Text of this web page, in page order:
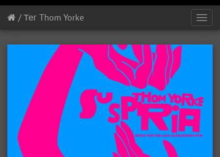
/Тег Thom Yorke